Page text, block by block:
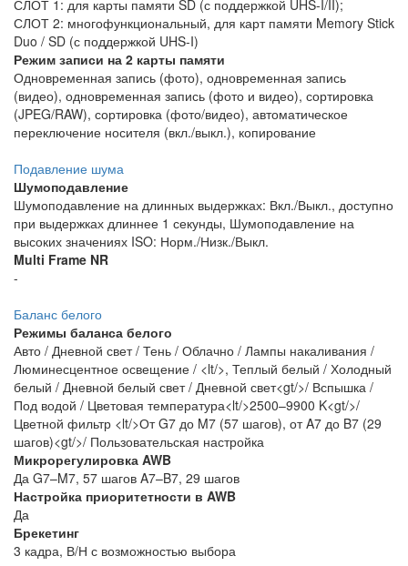
СЛОТ 1: для карты памяти SD (с поддержкой UHS-I/II);
СЛОТ 2: многофункциональный, для карт памяти Memory Stick
Duo / SD (с поддержкой UHS-I)
Режим записи на 2 карты памяти
Одновременная запись (фото), одновременная запись
(видео), одновременная запись (фото и видео), сортировка
(JPEG/RAW), сортировка (фото/видео), автоматическое
переключение носителя (вкл./выкл.), копирование
Подавление шума
Шумоподавление
Шумоподавление на длинных выдержках: Вкл./Выкл., доступно
при выдержках длиннее 1 секунды, Шумоподавление на
высоких значениях ISO: Норм./Низк./Выкл.
Multi Frame NR
-
Баланс белого
Режимы баланса белого
Авто / Дневной свет / Тень / Облачно / Лампы накаливания /
Люминесцентное освещение / <lt/>, Теплый белый / Холодный
белый / Дневной белый свет / Дневной свет<gt/>/ Вспышка /
Под водой / Цветовая температура<lt/>2500–9900 K<gt/>/
Цветной фильтр <lt/>От G7 до M7 (57 шагов), от A7 до B7 (29
шагов)<gt/>/ Пользовательская настройка
Микрорегулировка AWB
Да G7–M7, 57 шагов A7–B7, 29 шагов
Настройка приоритетности в AWB
Да
Брекетинг
3 кадра, В/Н с возможностью выбора